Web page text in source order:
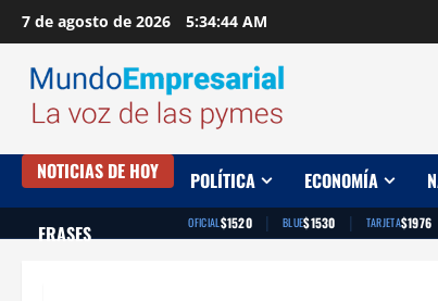
Saltar
al
contenido
7 de agosto de 2026 5:34:44 AM
NOTICIAS DE HOY POLÍTICA ECONOMÍA
FRASES OFICIAL$1520 | BLUE$1530 | TARJETA$1976